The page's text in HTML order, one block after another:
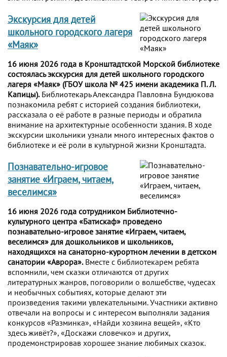
Экскурсия для детей
школьного городского лагеря
«Маяк»
16 июня 2026 года в Кронштадтской Морской библиотеке
состоялась экскурсия для детей школьного городского
лагеря «Маяк» (ГБОУ школа № 425 имени академика П. Л.
Капицы).Библиотекарь Александра Павловна Бундюкова
познакомила ребят с историей создания библиотеки,
рассказала о её работе в разные периоды и обратила
внимание на архитектурные особенности здания. В ходе
экскурсии школьники узнали много интересных фактов о
библиотеке и её роли в культурной жизни Кронштадта.
Познавательно-игровое
занятие «Играем, читаем,
веселимся»
16 июня 2026 года сотрудником Библиотечно-
культурного центра «Батискаф» проведено
познавательно-игровое занятие «Играем, читаем,
веселимся» для дошкольников и школьников,
находящихся на санаторно-курортном лечении в детском
санатории «Аврора».Вместе с библиотекарем ребята
вспомнили, чем сказки отличаются от других
литературных жанров, поговорили о волшебстве, чудесах
и необычных событиях, которые делают эти
произведения такими увлекательными. Участники активно
отвечали на вопросы и с интересом выполняли задания
конкурсов «Разминка», «Найди хозяина вещей», «Кто
здесь живёт?», «Доскажи словечко» и других,
продемонстрировав хорошее знание любимых сказок.